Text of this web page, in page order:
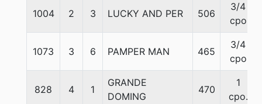
1004 2 3 LUCKY AND PER 506
3/4
cpo
1073 3 6 PAMPER MAN 465
3/4
cpo
828 4 1
GRANDE
DOMING
470
1
cpo.